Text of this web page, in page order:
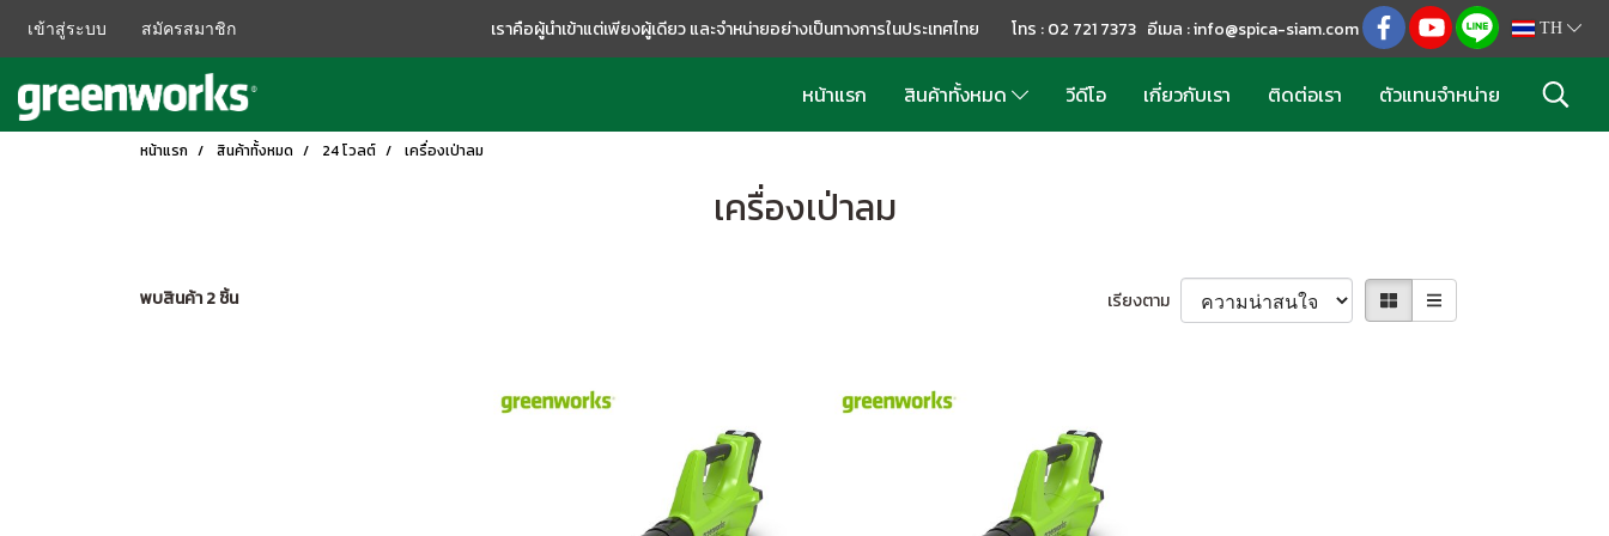
เข้าสู่ระบบ สมัครสมาชิก เราคือผู้นำเข้าแต่เพียงผู้เดียว และจำหน่ายอย่างเป็นทางการในประเทศไทย โทร : 02 721 7373 อีเมล : info@spica-siam.com TH
หน้าแรก สินค้าทั้งหมด วีดีโอ เกี่ยวกับเรา ติดต่อเรา ตัวแทนจำหน่าย
หน้าแรก สินค้าทั้งหมด 24 โวลต์ เครื่องเป่าลม
เครื่องเป่าลม
พบสินค้า 2 ชิ้น เรียงตาม